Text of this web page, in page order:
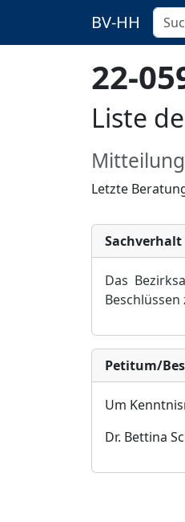
BV-HH
22-
Liste
Letzte
Sachverhalt
Das
Beschlüssen
Petitum/
Um
Dr. Bettina